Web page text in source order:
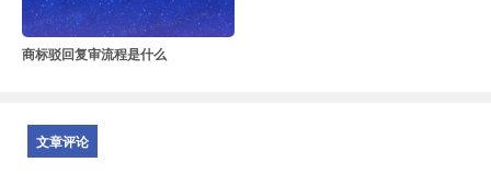
商标驳回复审流程是什么
文章评论